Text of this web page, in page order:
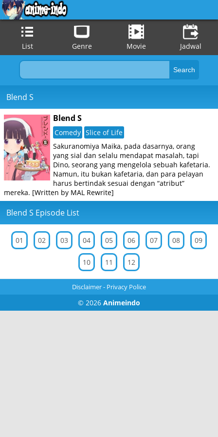
List Genre Movie Jadwal
Blend S
Blend S
Comedy Slice of Life
Sakuranomiya Maika, pada dasarnya, orang
yang sial dan selalu mendapat masalah, tapi
Dino, seorang yang mengelola sebuah kafetaria.
Namun, itu bukan kafetaria, dan para pelayan
harus bertindak sesuai dengan “atribut”
mereka. [Written by MAL Rewrite]
Blend S Episode List
01 02 03 04 05 06 07 08 09
10 11 12
Disclaimer- Privacy Police
© 2026 Animeindo